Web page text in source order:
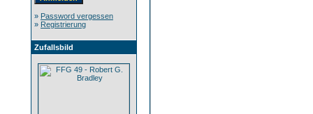
» Password vergessen
» Registrierung
Zufallsbild